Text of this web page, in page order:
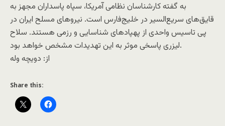
به گفته کارشناسان نظامی آمریکا، سپاه پاسداران مجهز به
قایق‌های سریع‌السیر در خلیج‌فارس است. نیروهای مسلح ایران در
پی تاسیس واحدی از پهپادهای شناسایی و رزمی هستند. سلاح
لیزری پاسخی موثر به این تهدیدات مشخص خواهد بود.
از: دويچه وله
Share this: